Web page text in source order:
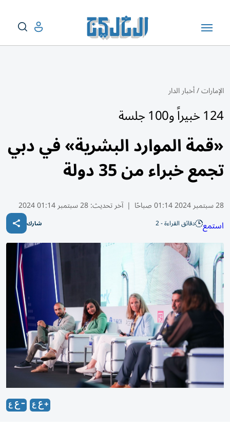
الإمارات/أخبار الدار
124 خبيراً و100 جلسة
«قمة الموارد البشرية» في دبي
تجمع خبراء من 35 دولة
28 سبتمبر 2024 01:14 صباحًا | آخر تحديث:28 سبتمبر 01:14 2024
استمع دقائق القراءة - 2 شارك